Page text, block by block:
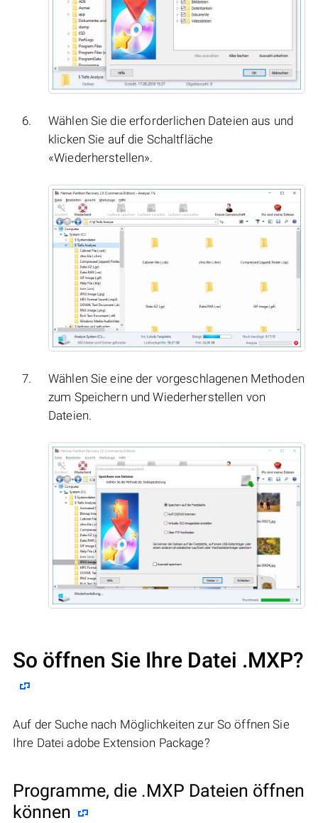
Wählen Sie die erforderlichen Dateien aus und
klicken Sie auf die Schaltfläche
«Wiederherstellen».
Wählen Sie eine der vorgeschlagenen Methoden
zum Speichern und Wiederherstellen von
Dateien.
So öffnen Sie Ihre Datei .MXP?
Auf der Suche nach Möglichkeiten zur So öffnen Sie
Ihre Datei adobe Extension Package?
Programme, die .MXP Dateien öffnen
können